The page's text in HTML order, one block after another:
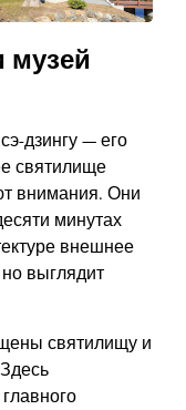
музей
дзингу — его
святилище
внимания. Они
минутах
внешнее
выглядит
святилищу и